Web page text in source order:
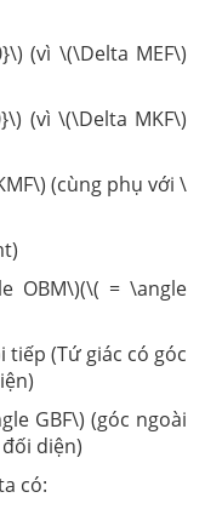
(vì \(\Delta MEF\)
(vì \(\Delta MKF\)
(cùng phụ với \
OBM\)(\( = \angle
tiếp (Tứ giác có góc
GBF\) (góc ngoài
diện)
có: